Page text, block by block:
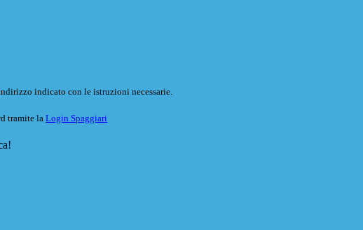
indicato con le istruzioni necessarie.
tramite la Login Spaggiari